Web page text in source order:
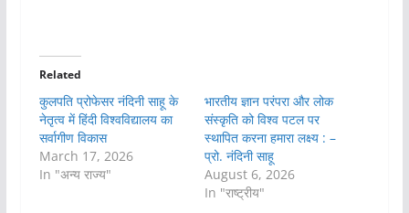
Related
कुलपति प्रोफेसर नंदिनी साहू के
नेतृत्व में हिंदी विश्वविद्यालय का
सर्वागीण विकास
March 17, 2026
In "अन्य राज्य"
भारतीय ज्ञान परंपरा और लोक
संस्कृति को विश्व पटल पर
स्थापित करना हमारा लक्ष्य : –
प्रो. नंदिनी साहू
August 6, 2026
In "राष्ट्रीय"